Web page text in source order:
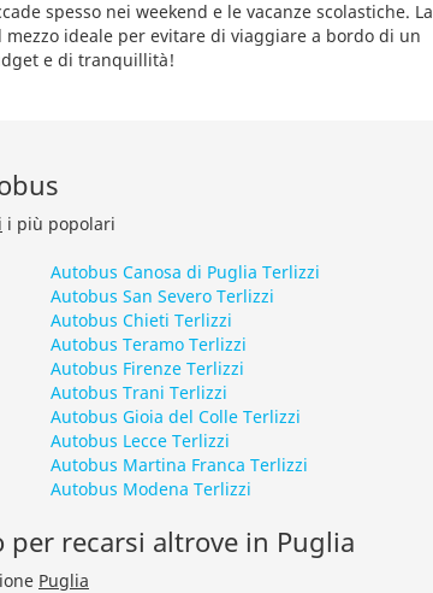
spesso nei weekend e le vacanze scolastiche. La
ideale per evitare di viaggiare a bordo di un
e di tranquillità!
i più popolari
Autobus Canosa di Puglia Terlizzi
Autobus San Severo Terlizzi
Autobus Chieti Terlizzi
Autobus Teramo Terlizzi
Autobus Firenze Terlizzi
Autobus Trani Terlizzi
Autobus Gioia del Colle Terlizzi
Autobus Lecce Terlizzi
Autobus Martina Franca Terlizzi
Autobus Modena Terlizzi
recarsi altrove in Puglia
Puglia